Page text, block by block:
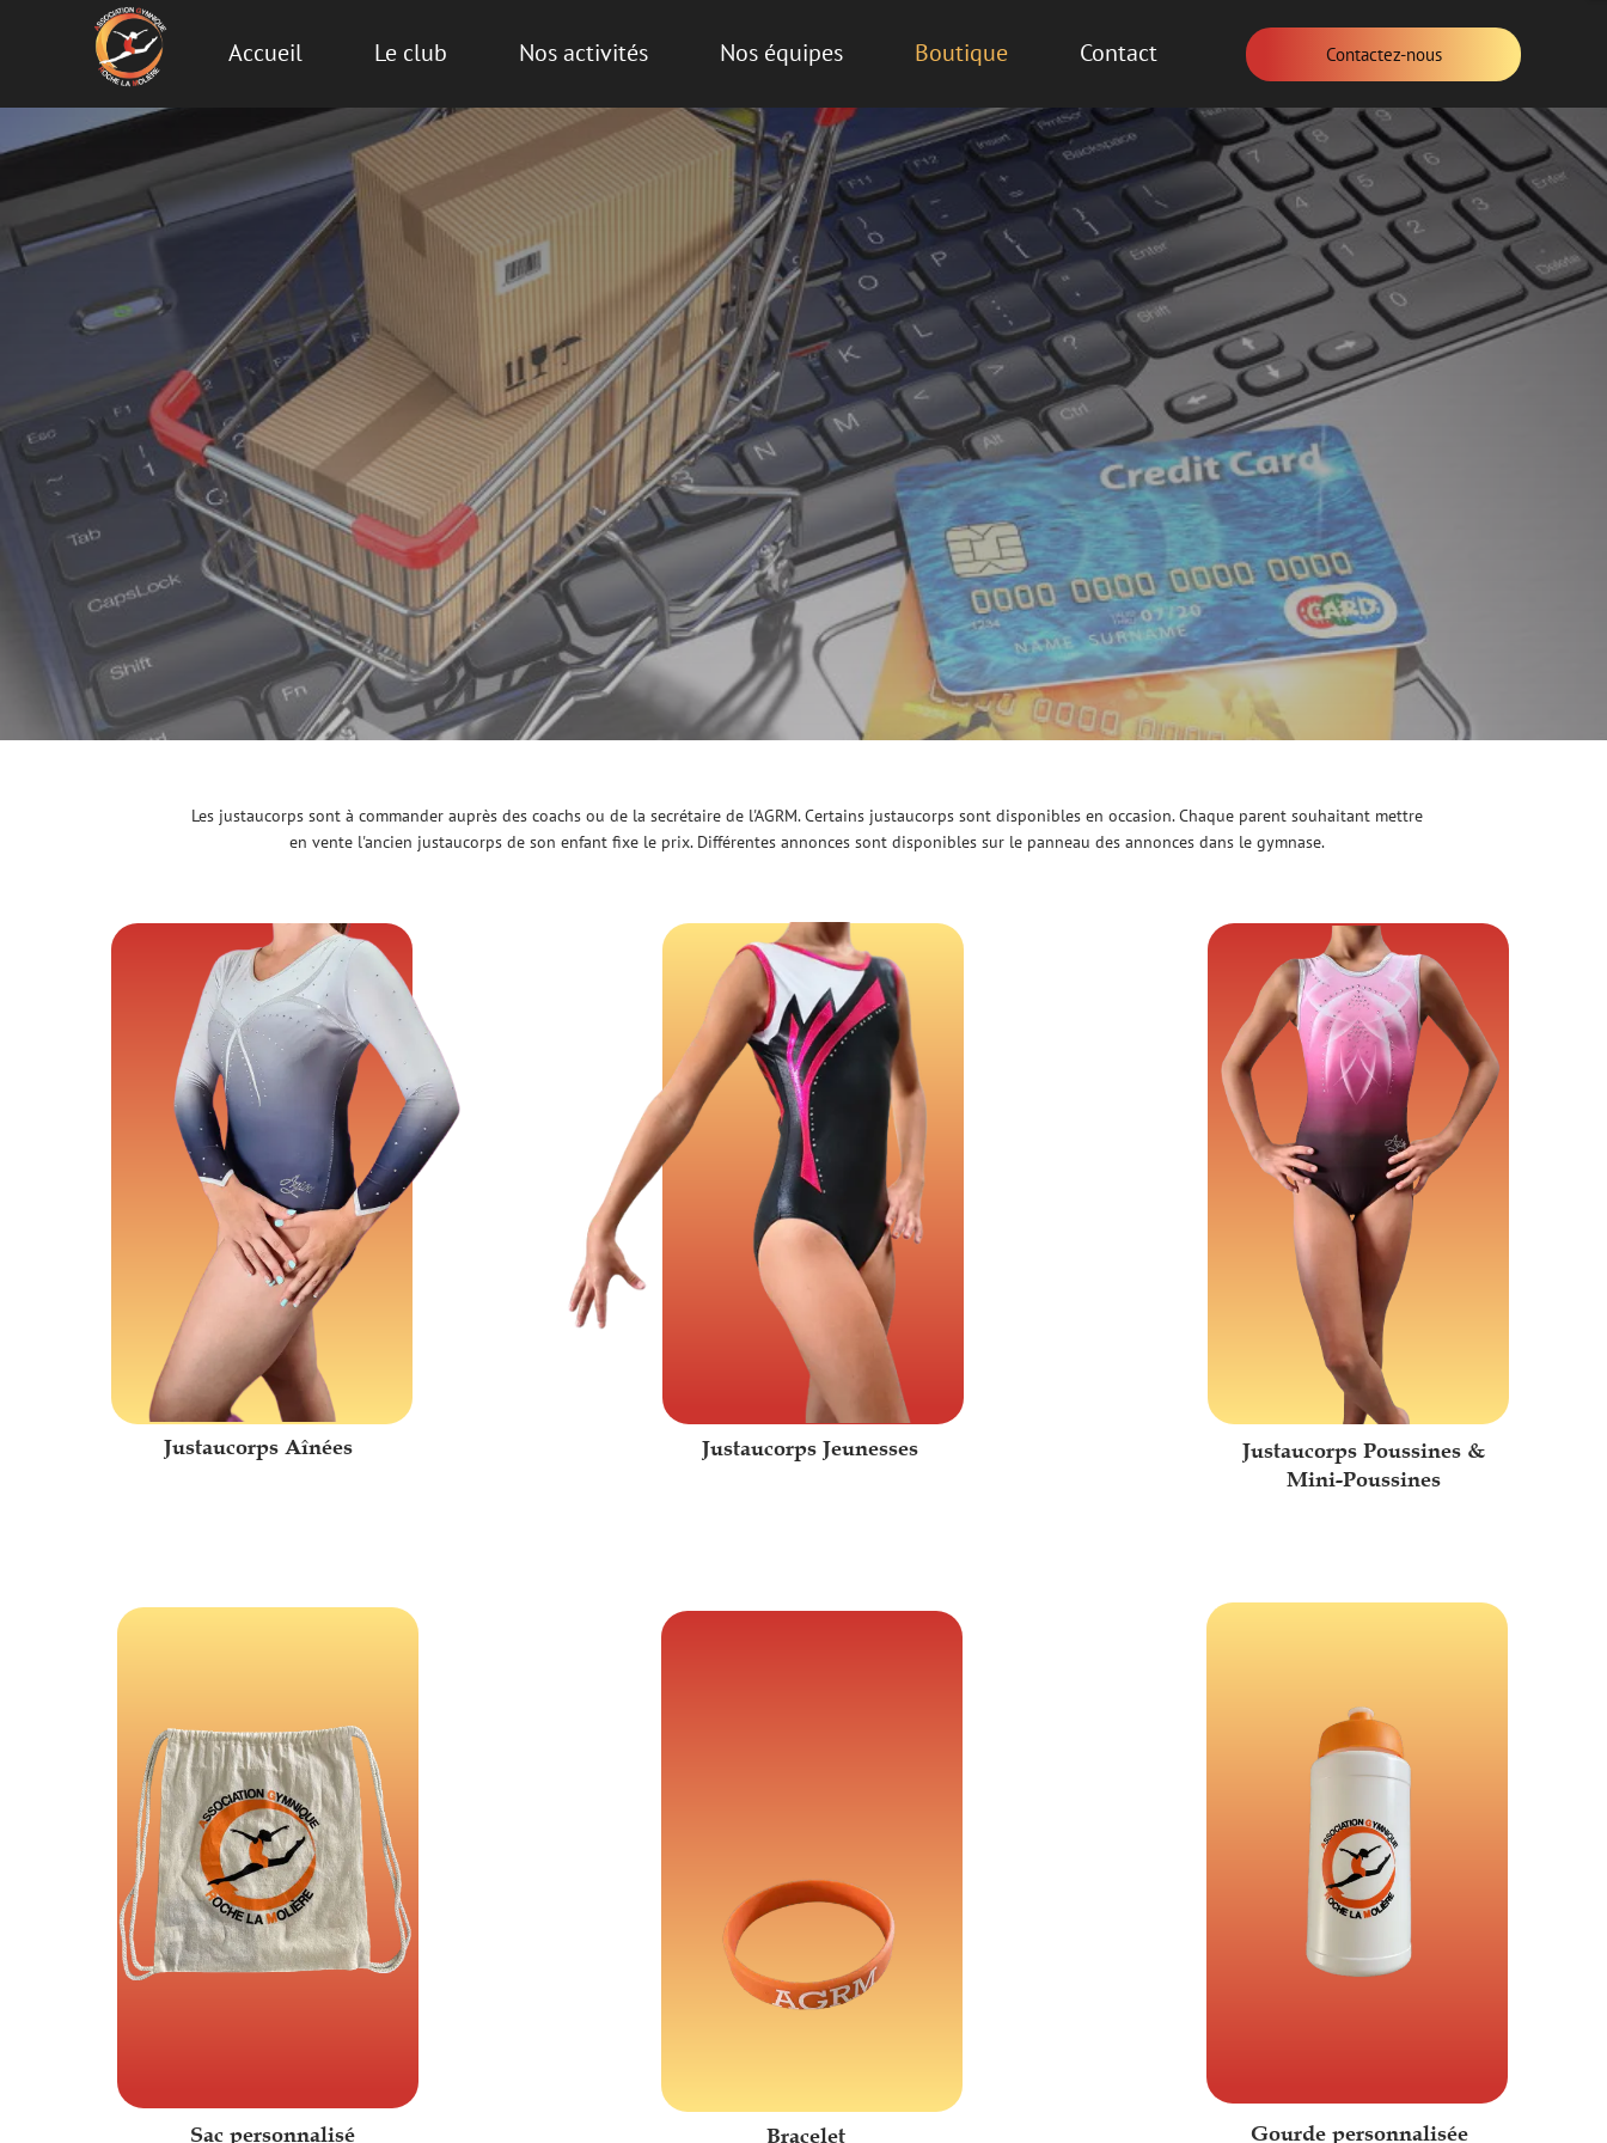
Contactez-nous
Accueil Le club Nos activités Nos équipes Boutique Contact
Les justaucorps sont à commander auprès des coachs ou de la secrétaire de l'AGRM. Certains justaucorps sont disponibles en occasion. Chaque parent souhaitant mettre
en vente l'ancien justaucorps de son enfant fixe le prix. Différentes annonces sont disponibles sur le panneau des annonces dans le gymnase.
Justaucorps Aînées Justaucorps Jeunesses
Justaucorps Poussines &
Mini-Poussines
Gourde personnalisée
Sac personnalisé Bracelet